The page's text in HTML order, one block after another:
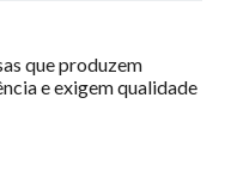
que produzem
e exigem qualidade